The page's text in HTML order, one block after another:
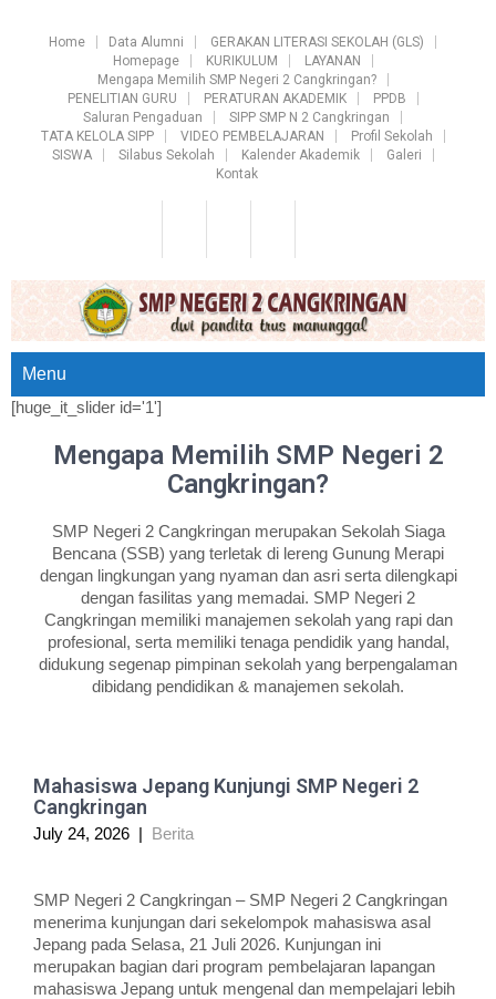
Home Data Alumni
GERAKAN LITERASI SEKOLAH (GLS)
Homepage
KURIKULUM
LAYANAN
Mengapa Memilih SMP Negeri 2 Cangkringan?
PENELITIAN GURU
PERATURAN AKADEMIK
PPDB
Saluran Pengaduan
SIPP SMP N 2 Cangkringan
TATA KELOLA SIPP
VIDEO PEMBELAJARAN
Profil Sekolah
SISWA
Silabus Sekolah Kalender Akademik
Galeri
Kontak
Menu
[huge_it_slider id='1']
Mengapa Memilih SMP Negeri 2
Cangkringan?
SMP Negeri 2 Cangkringan merupakan Sekolah Siaga
Bencana (SSB) yang terletak di lereng Gunung Merapi
dengan lingkungan yang nyaman dan asri serta dilengkapi
dengan fasilitas yang memadai. SMP Negeri 2
Cangkringan memiliki manajemen sekolah yang rapi dan
profesional, serta memiliki tenaga pendidik yang handal,
didukung segenap pimpinan sekolah yang berpengalaman
dibidang pendidikan & manajemen sekolah.
Mahasiswa Jepang Kunjungi SMP Negeri 2
Cangkringan
July 24, 2026 | Berita
SMP Negeri 2 Cangkringan – SMP Negeri 2 Cangkringan
menerima kunjungan dari sekelompok mahasiswa asal
Jepang pada Selasa, 21 Juli 2026. Kunjungan ini
merupakan bagian dari program pembelajaran lapangan
mahasiswa Jepang untuk mengenal dan mempelajari lebih